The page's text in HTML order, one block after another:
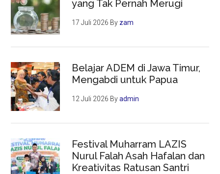
yang Tak Pernah Merugi
17 Juli 2026 By zam
Belajar ADEM di Jawa Timur,
Mengabdi untuk Papua
12 Juli 2026 Byadmin
Festival Muharram LAZIS
Nurul Falah Asah Hafalan dan
Kreativitas Ratusan Santri